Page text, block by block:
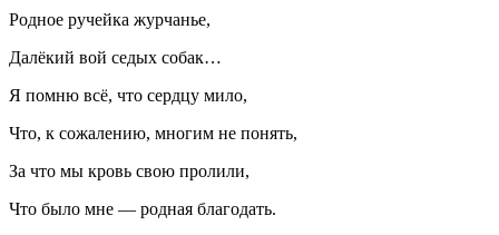
Родное ручейка журчанье,
Далёкий вой седых собак…
Я помню всё, что сердцу мило,
Что, к сожалению, многим не понять,
За что мы кровь свою пролили,
Что было мне — родная благодать.